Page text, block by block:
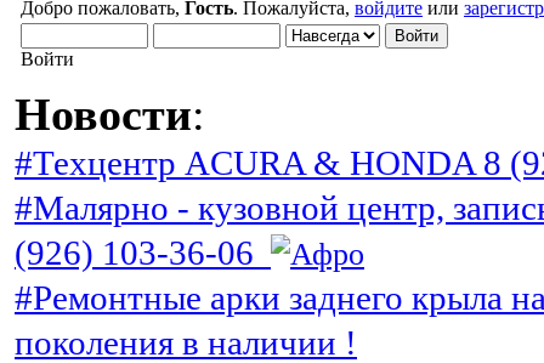
Добро пожаловать, Гость. Пожалуйста, войдите или
Войти
Новости:
#Техцентр ACURA & HONDA 8
#Малярно - кузовной центр,
(926) 103-36-06
#Ремонтные арки заднего крыла
поколения в наличии !